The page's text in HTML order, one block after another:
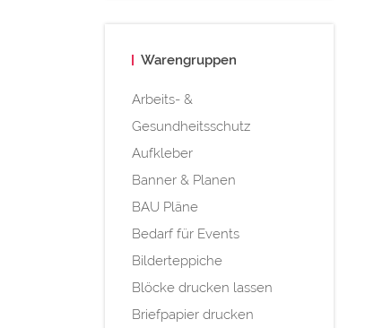
Warengruppen
Arbeits- &
Gesundheitsschutz
Aufkleber
Banner & Planen
BAU Pläne
Bedarf für Events
Bilderteppiche
Blöcke drucken lassen
Briefpapier drucken